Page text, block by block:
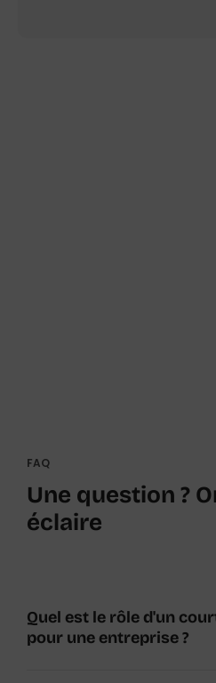
FAQ
Une question ?
éclaire
Quel est le rôle d'un
pour une entreprise ?